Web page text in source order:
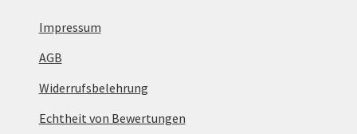
Impressum
AGB
Widerrufsbelehrung
Echtheit von Bewertungen